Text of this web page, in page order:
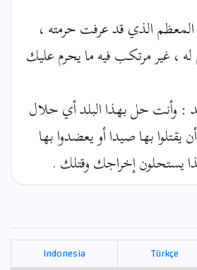
الذي قد عرفت حرمته ،
، غير مرتكب فيه ما يحرم عليك
وأنت حل بهذا البلد أي حلال
بها صيدا أو يعضدوا بها
يستحلون إخراجك وقتلك .
Türkçe
Indonesia